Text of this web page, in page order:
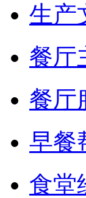
生产
餐厅
餐厅
早餐
食堂